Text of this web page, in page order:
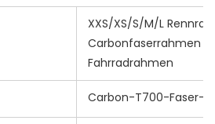
XXS/XS/S/M/L
Carbonfaserrahmen
Fahrradrahmen
Carbon-T700-Faser-